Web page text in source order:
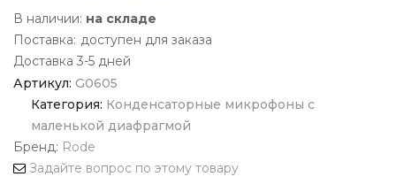
В наличии: на складе
Поставка: доступен для заказа
Доставка 3-5 дней
Артикул: G0605
Категория: Конденсаторные микрофоны с
маленькой диафрагмой
Бренд: Rode
Задайте вопрос по этому товару